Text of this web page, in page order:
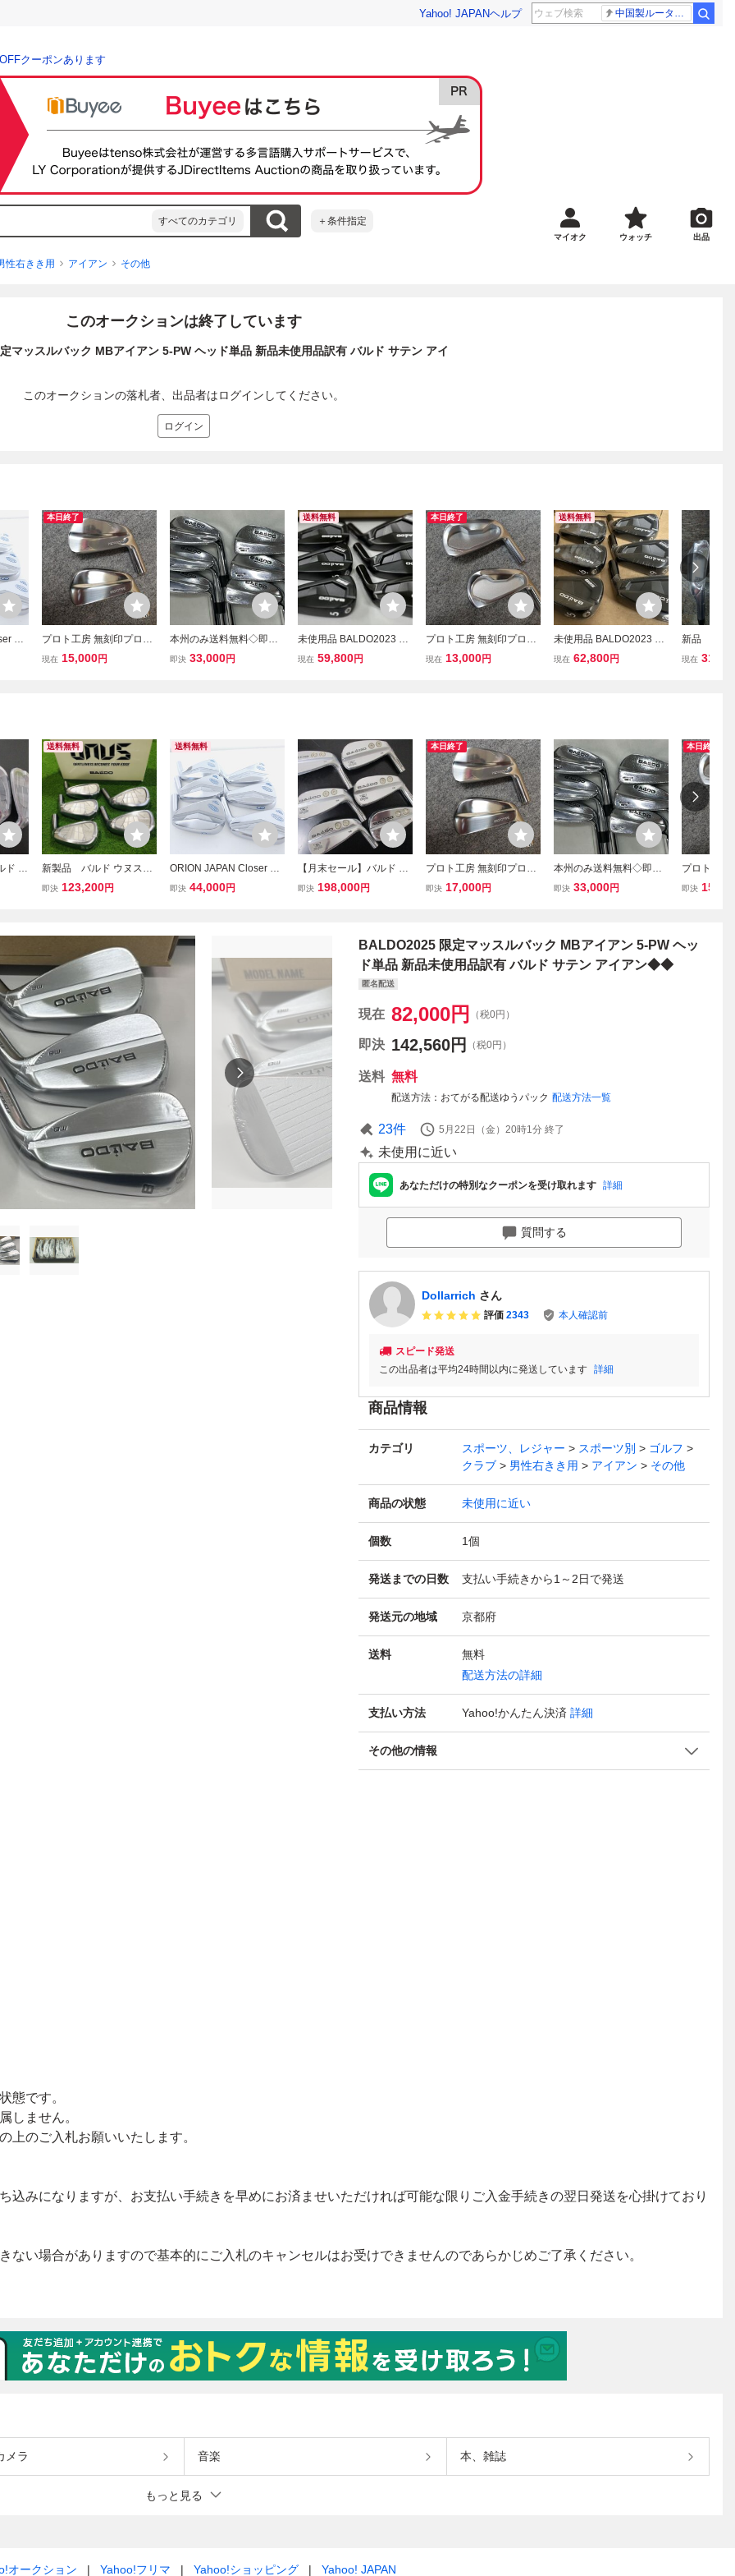
Yahoo! JAPANヘルプ 中国製ルーター20機種
クーポンあります
すべてのカテゴリ ＋条件指定
マイオク ウォッチ 出品
性右きき用 アイアン その他
このオークションは終了しています
マッスルバック MBアイアン 5-PW ヘッド単品 新品未使用品訳有 バルド サテン アイ
このオークションの落札者、出品者はログインしてください。
ログイン
MB
本日終了
プロト工房 無刻印プロト
X-01 単品アイアン #3 ＆
現在 15,000円
本州のみ送料無料◇即決
価格◇アイアン◇BALDO
即決 33,000円
送料無料
未使用品 BALDO2023 56
8 MC BLK 5-PW◆ヘッド
現在 59,800円
本日終了
プロト工房 無刻印プロト
C-01 単品アイアン #3 ＆
現在 13,000円
送料無料
未使用品 BALDO2023 56
8 MC BLK 5-PW◆ヘッド
現在 62,800円
新品 日本
Ballista
現在
ド B
送料無料
新製品 バルド ウヌス
UNUS MCB キャビティ
即決 123,200円
送料無料
ORION JAPAN Closer MB
アイアン ヘッドのみ 6個
即決 44,000円
【月末セール】バルド BA
LDO 2025 TT FORGED T
即決 198,000円
本日終了
プロト工房 無刻印プロト
X-01 単品アイアン #3 ＆
即決 17,000円
本州のみ送料無料◇即決
価格◇アイアン◇BALDO
416g
即決 33,000円
本日終了
プロト工房
C-01 単品
即決
BALDO2025 限定マッスルバック MBアイアン 5-PW ヘッ
ド単品 新品未使用品訳有 バルド サテン アイアン◆◆
匿名配送
現在 82,000円 （税0円）
即決 142,560円 （税0円）
送料 無料
配送方法 おてがる配送ゆうパック 配送方法一覧
23件 5月22日（金）20時1分 終了
未使用に近い
あなただけの特別なクーポンを受け取れます 詳細
質問する
Dollarrich さん
評価 2343 本人確認前
スピード発送
この出品者は平均24時間以内に発送しています 詳細
商品情報
カテゴリ スポーツ、レジャー スポーツ別
ゴルフ
クラブ
男性右きき用 アイアン その他
商品の状態 未使用に近い
個数 1個
発送までの日数 支払い手続きから1～2日で発送
発送元の地域 京都府
送料
無料
配送方法の詳細
支払い方法 Yahoo!かんたん決済 詳細
その他の情報
メラ 音楽 本、雑誌
もっと見る
オークション Yahoo!フリマ Yahoo!ショッピング Yahoo! JAPAN